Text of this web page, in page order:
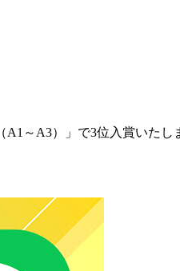
～A3）」で3位入賞いたし